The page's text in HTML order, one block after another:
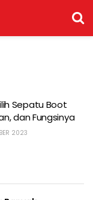
Sepatu Boot
dan Fungsinya
2023